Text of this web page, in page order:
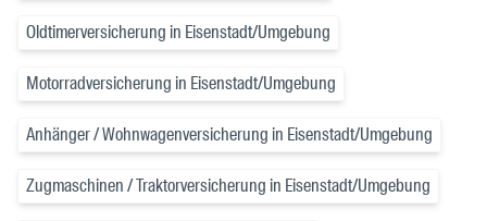
Oldtimerversicherung in Eisenstadt/Umgebung
Motorradversicherung in Eisenstadt/Umgebung
Anhänger / Wohnwagenversicherung in Eisenstadt/Umgebung
Zugmaschinen / Traktorversicherung in Eisenstadt/Umgebung